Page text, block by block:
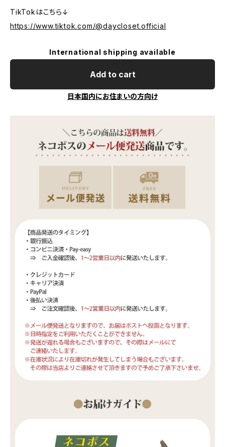
TikTokはこちら↓
https://www.tiktok.com/@daycloset.official
International shipping available
Add to cart
日本国内にお住まいの方向け